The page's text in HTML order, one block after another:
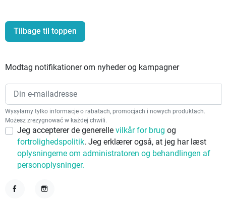
Tilbage til toppen
Modtag notifikationer om nyheder og kampagner
Wysyłamy tylko informacje o rabatach, promocjach i nowych produktach.
Możesz zrezygnować w każdej chwili.
Jeg accepterer de generelle vilkår for brug og
fortrolighedspolitik. Jeg erklærer også, at jeg har læst
oplysningerne om administratoren og behandlingen af
personoplysninger.